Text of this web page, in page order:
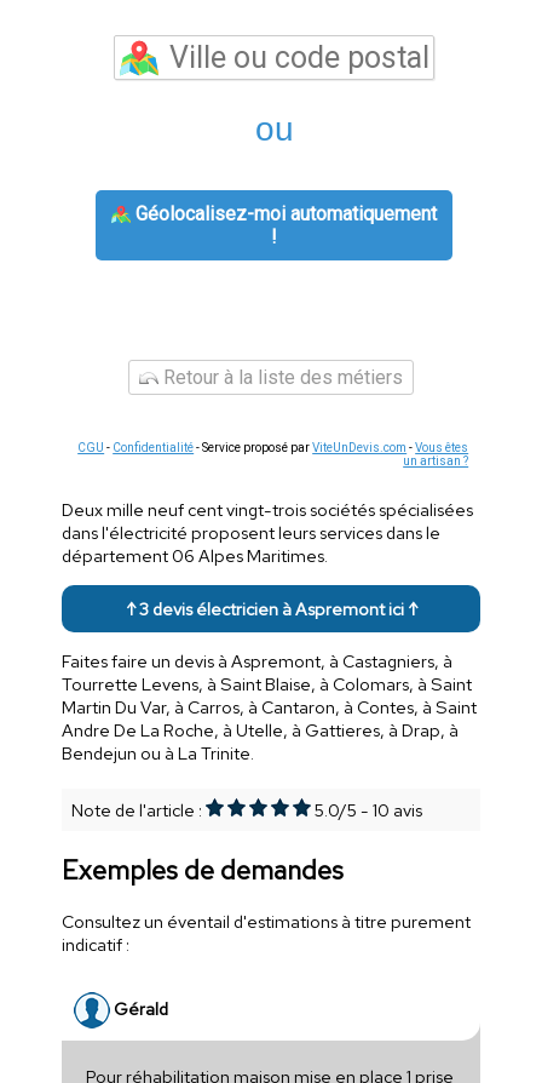
ou
Géolocalisez-moi automatiquement
!
Retour à la liste des métiers
CGU - Confidentialité- Service proposé parViteUnDevis.com -Vous êtes
un artisan ?
Deux mille neuf cent vingt-trois sociétés spécialisées
dans l'électricité proposent leurs services dans le
département 06 Alpes Maritimes.
↑ 3 devis électricien à Aspremont ici ↑
Faites faire un devis à Aspremont, à Castagniers, à
Tourrette Levens, à Saint Blaise, à Colomars, à Saint
Martin Du Var, à Carros, à Cantaron, à Contes, à Saint
Andre De La Roche, à Utelle, à Gattieres, à Drap, à
Bendejun ou à La Trinite.
Note de l'article : 5.0/5 - 10 avis
Exemples de demandes
Consultez un éventail d'estimations à titre purement
indicatif :
Gérald
Pour réhabilitation maison mise en place 1 prise